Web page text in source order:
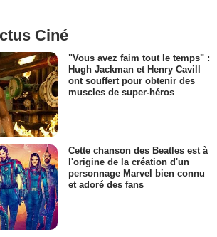
Ciné
"Vous avez faim tout le temps" :
Hugh Jackman et Henry Cavill
ont souffert pour obtenir des
muscles de super-héros
Cette chanson des Beatles est à
l'origine de la création d'un
personnage Marvel bien connu
et adoré des fans